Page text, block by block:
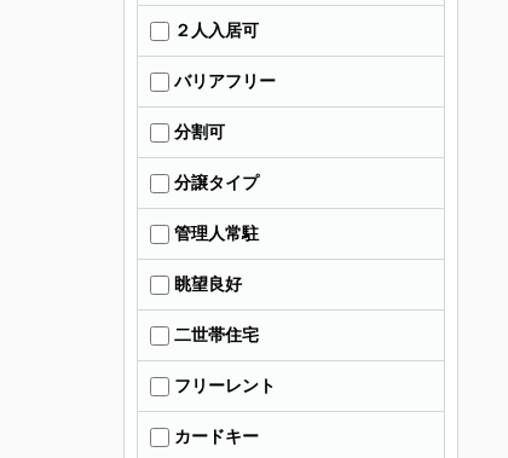
２人入居可
バリアフリー
分割可
分譲タイプ
管理人常駐
眺望良好
二世帯住宅
フリーレント
カードキー